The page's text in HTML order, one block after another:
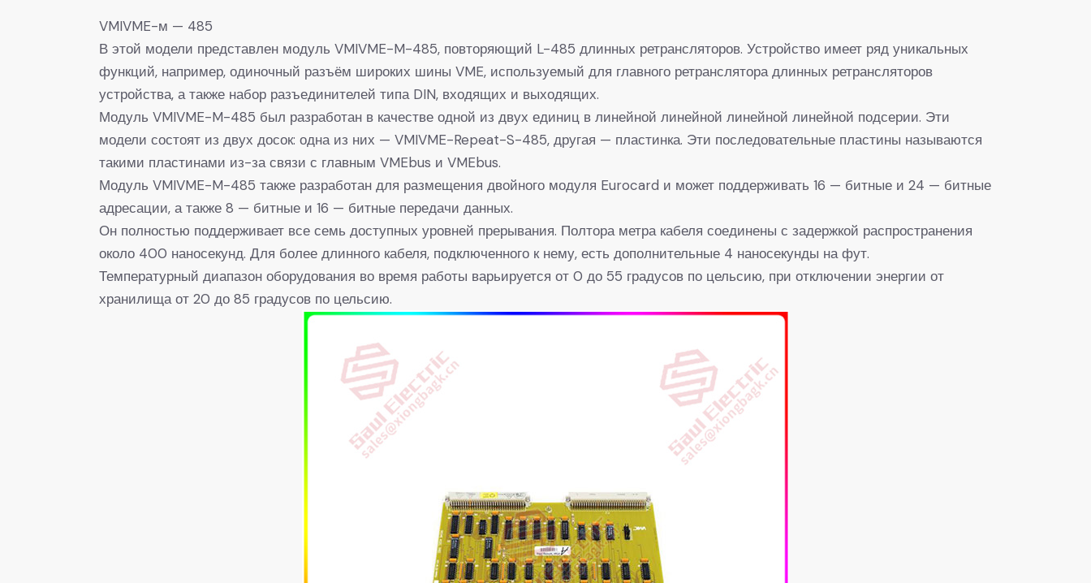
VMIVME-м — 485
В этой модели представлен модуль VMIVME-M-485, повторяющий L-485 длинных ретрансляторов. Устройство имеет ряд уникальных
функций, например, одиночный разъём широких шины VME, используемый для главного ретранслятора длинных ретрансляторов
устройства, а также набор разъединителей типа DIN, входящих и выходящих.
Модуль VMIVME-M-485 был разработан в качестве одной из двух единиц в линейной линейной линейной линейной подсерии. Эти
модели состоят из двух досок: одна из них — VMIVME-Repeat-S-485, другая — пластинка. Эти последовательные пластины называются
такими пластинами из-за связи с главным VMEbus и VMEbus.
Модуль VMIVME-M-485 также разработан для размещения двойного модуля Eurocard и может поддерживать 16 — битные и 24 — битные
адресации, а также 8 — битные и 16 — битные передачи данных.
Он полностью поддерживает все семь доступных уровней прерывания. Полтора метра кабеля соединены с задержкой распространения
около 400 наносекунд. Для более длинного кабеля, подключенного к нему, есть дополнительные 4 наносекунды на фут.
Температурный диапазон оборудования во время работы варьируется от 0 до 55 градусов по цельсию, при отключении энергии от
хранилища от 20 до 85 градусов по цельсию.